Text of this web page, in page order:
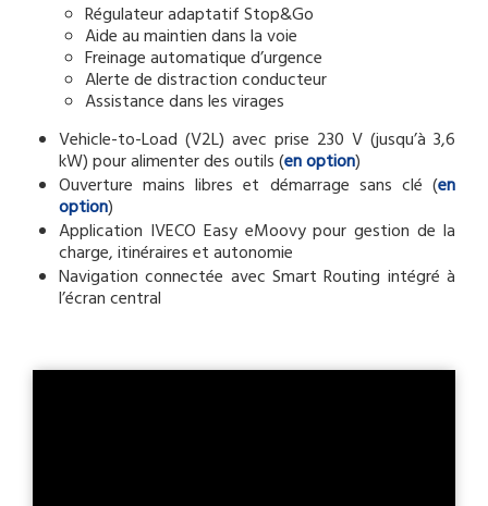
Régulateur adaptatif Stop&Go
Aide au maintien dans la voie
Freinage automatique d’urgence
Alerte de distraction conducteur
Assistance dans les virages
Vehicle-to-Load (V2L) avec prise 230 V (jusqu’à 3,6
kW) pour alimenter des outils (en option)
Ouverture mains libres et démarrage sans clé (en
option)
Application IVECO Easy eMoovy pour gestion de la
charge, itinéraires et autonomie
Navigation connectée avec Smart Routing intégré à
l’écran central
Vidéo